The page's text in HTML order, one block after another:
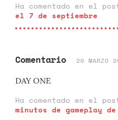
Ha comentado en el
el 7 de septiembre
Comentario 20
DAY ONE
Ha comentado en el
minutos de gameplay